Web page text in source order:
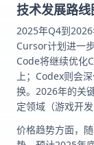
技术发展路线
2025年Q4到
Cursor计划进一
Code将继续优化
上；Codex则会
换。2026年的关
定领域（游戏开
价格趋势方面，